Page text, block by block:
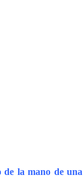
de la mano de una